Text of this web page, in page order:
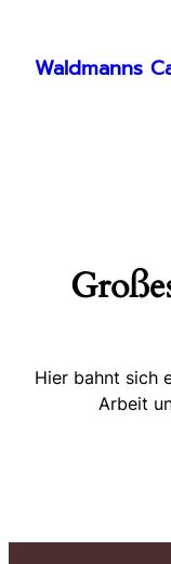
Waldmanns
Hier bahnt sich
Arbeit